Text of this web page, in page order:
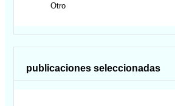
Otro
publicaciones seleccionadas